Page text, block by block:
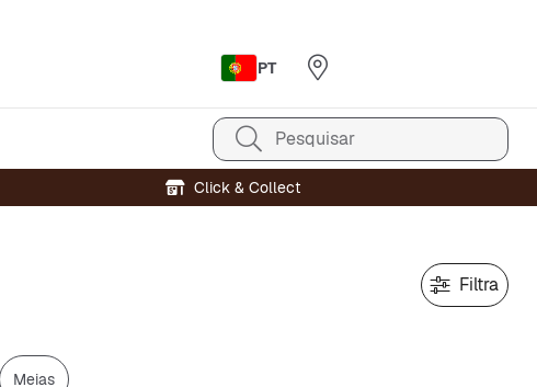
PT
Pesquisar
Click & Collect
Filtra
Meias